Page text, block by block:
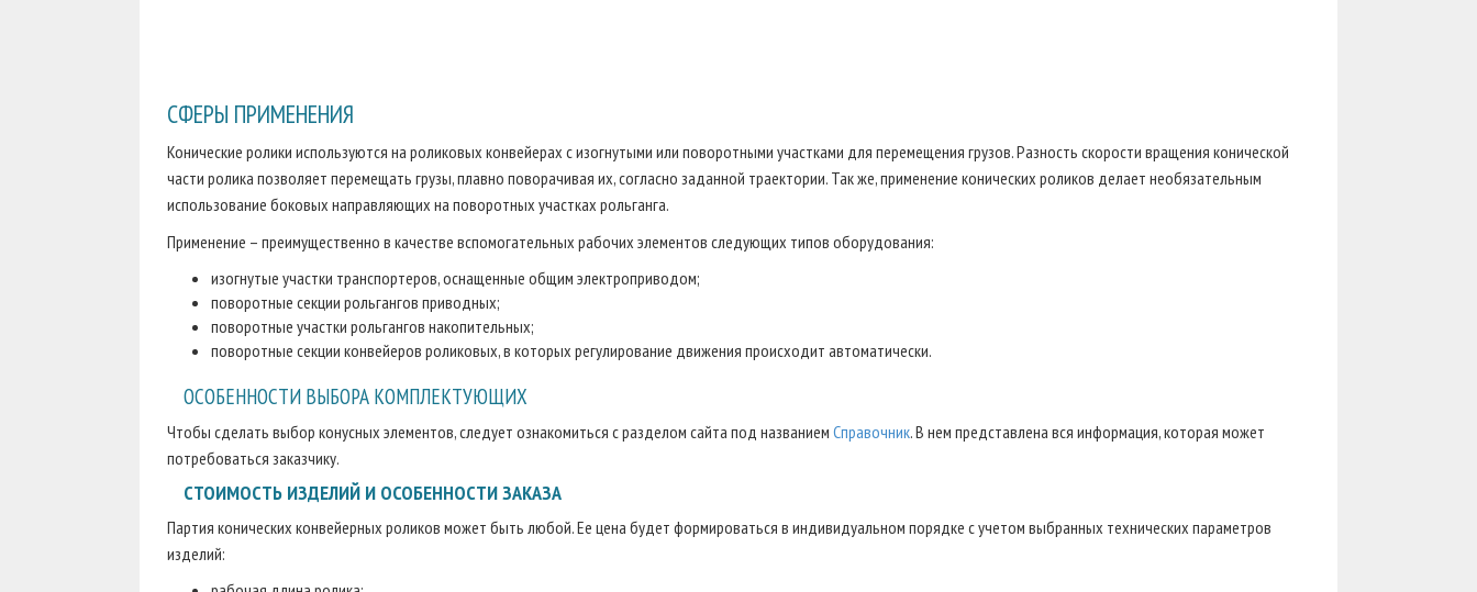
СФЕРЫ ПРИМЕНЕНИЯ
Конические ролики используются на роликовых конвейерах с изогнутыми или поворотными участками для перемещения грузов. Разность скорости вращения конической
части ролика позволяет перемещать грузы, плавно поворачивая их, согласно заданной траектории. Так же, применение конических роликов делает необязательным
использование боковых направляющих на поворотных участках рольганга.
Применение – преимущественно в качестве вспомогательных рабочих элементов следующих типов оборудования:
изогнутые участки транспортеров, оснащенные общим электроприводом;
поворотные секции рольгангов приводных;
поворотные участки рольгангов накопительных;
поворотные секции конвейеров роликовых, в которых регулирование движения происходит автоматически.
ОСОБЕННОСТИ ВЫБОРА КОМПЛЕКТУЮЩИХ
Чтобы сделать выбор конусных элементов, следует ознакомиться с разделом сайта под названием Справочник. В нем представлена вся информация, которая может
потребоваться заказчику.
СТОИМОСТЬ ИЗДЕЛИЙ И ОСОБЕННОСТИ ЗАКАЗА
Партия конических конвейерных роликов может быть любой. Ее цена будет формироваться в индивидуальном порядке с учетом выбранных технических параметров
изделий: